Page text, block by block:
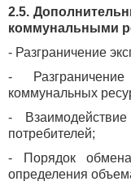
2.5.
коммунальными
- Разграничение
-
коммунальных
-
потребителей;
- Порядок
определения